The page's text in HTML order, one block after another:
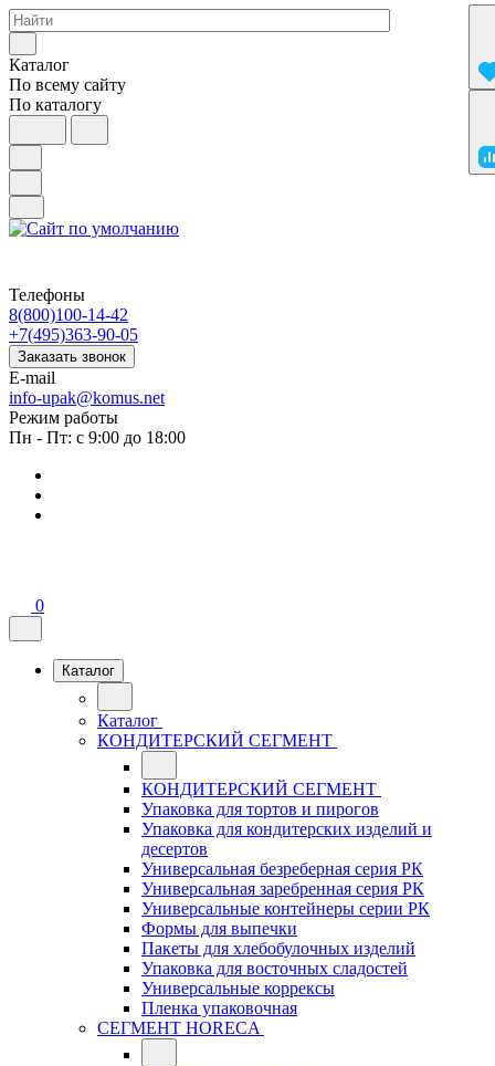
Каталог
По всему сайту
По каталогу
Телефоны
8(800)100-14-42
+7(495)363-90-05
Заказать звонок
E-mail
info-upak@komus.net
Режим работы
Пн - Пт: с 9:00 до 18:00
0
Каталог
Каталог
КОНДИТЕРСКИЙ СЕГМЕНТ
КОНДИТЕРСКИЙ СЕГМЕНТ
Упаковка для тортов и пирогов
Упаковка для кондитерских изделий и
десертов
Универсальная безреберная серия РК
Универсальная заребренная серия РК
Универсальные контейнеры серии РК
Формы для выпечки
Пакеты для хлебобулочных изделий
Упаковка для восточных сладостей
Универсальные коррексы
Пленка упаковочная
СЕГМЕНТ HORECA